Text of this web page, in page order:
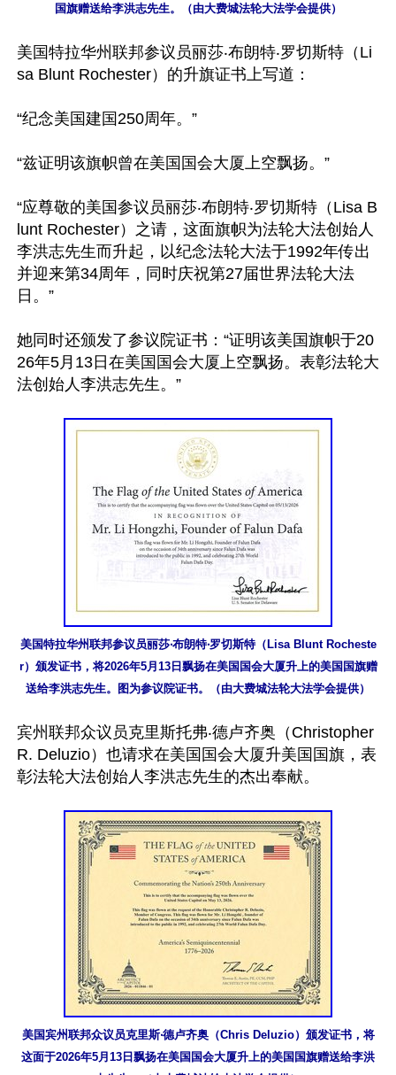
国旗赠送给李洪志先生。（由大费城法轮大法学会提供）
美国特拉华州联邦参议员丽莎‧布朗特‧罗切斯特（Li
sa Blunt Rochester）的升旗证书上写道：
“纪念美国建国250周年。”
“兹证明该旗帜曾在美国国会大厦上空飘扬。”
“应尊敬的美国参议员丽莎‧布朗特‧罗切斯特（Lisa B
lunt Rochester）之请，这面旗帜为法轮大法创始人
李洪志先生而升起，以纪念法轮大法于1992年传出
并迎来第34周年，同时庆祝第27届世界法轮大法
日。”
她同时还颁发了参议院证书：“证明该美国旗帜于20
26年5月13日在美国国会大厦上空飘扬。表彰法轮大
法创始人李洪志先生。”
美国特拉华州联邦参议员丽莎‧布朗特‧罗切斯特（Lisa Blunt Rocheste
r）颁发证书，将2026年5月13日飘扬在美国国会大厦升上的美国国旗赠
送给李洪志先生。图为参议院证书。（由大费城法轮大法学会提供）
宾州联邦众议员克里斯托弗‧德卢齐奥（Christopher
R. Deluzio）也请求在美国国会大厦升美国国旗，表
彰法轮大法创始人李洪志先生的杰出奉献。
美国宾州联邦众议员克里斯‧德卢齐奥（Chris Deluzio）颁发证书，将
这面于2026年5月13日飘扬在美国国会大厦升上的美国国旗赠送给李洪